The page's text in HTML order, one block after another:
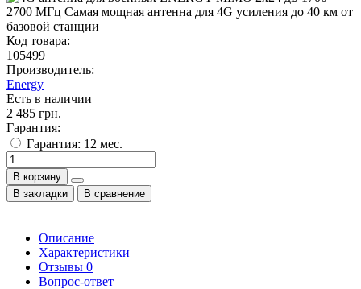
Код товара:
105499
Производитель:
Energy
Есть в наличии
2 485 грн.
Гарантия:
Гарантия: 12 мес.
В корзину
В закладки
В сравнение
Описание
Характеристики
Отзывы 0
Вопрос-ответ